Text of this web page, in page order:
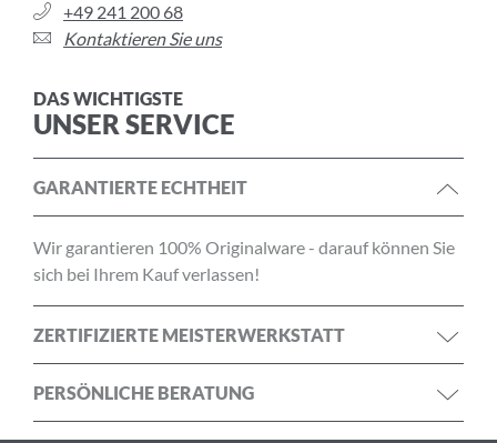
+49 241 200 68
Kontaktieren Sie uns
DAS WICHTIGSTE
UNSER SERVICE
GARANTIERTE ECHTHEIT
Wir garantieren 100% Originalware - darauf können Sie
sich bei Ihrem Kauf verlassen!
ZERTIFIZIERTE MEISTERWERKSTATT
PERSÖNLICHE BERATUNG